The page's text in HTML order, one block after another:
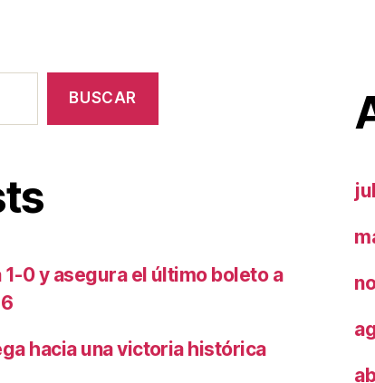
BUSCAR
1-0 y asegura el último boleto a
hacia una victoria histórica